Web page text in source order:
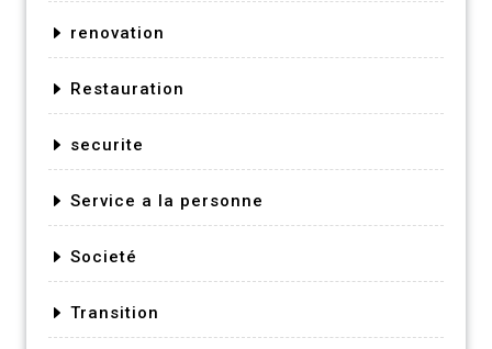
renovation
Restauration
securite
Service a la personne
Societé
Transition